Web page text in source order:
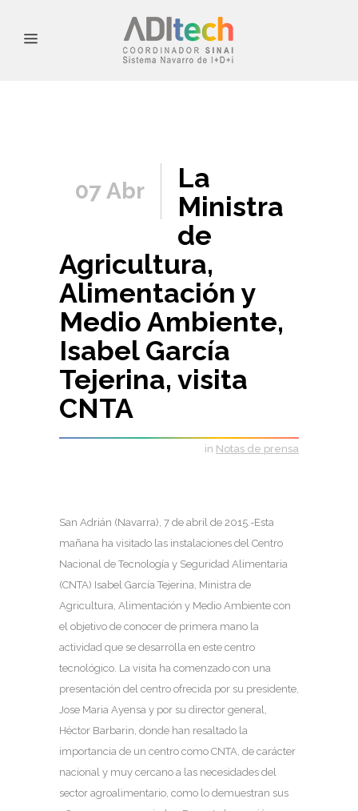
07 Abr
La
Ministra
de
Agricultura,
Alimentación y
Medio Ambiente,
Isabel García
Tejerina, visita
CNTA
in Notas de prensa
San Adrián (Navarra), 7 de abril de 2015.-Esta
mañana ha visitado las instalaciones del Centro
Nacional de Tecnología y Seguridad Alimentaria
(CNTA) Isabel García Tejerina, Ministra de
Agricultura, Alimentación y Medio Ambiente con
el objetivo de conocer de primera mano la
actividad que se desarrolla en este centro
tecnológico. La visita ha comenzado con una
presentación del centro ofrecida por su presidente,
Jose Maria Ayensa y por su director general,
Héctor Barbarin, donde han resaltado la
importancia de un centro como CNTA, de carácter
nacional y muy cercano a las necesidades del
sector agroalimentario, como lo demuestran sus